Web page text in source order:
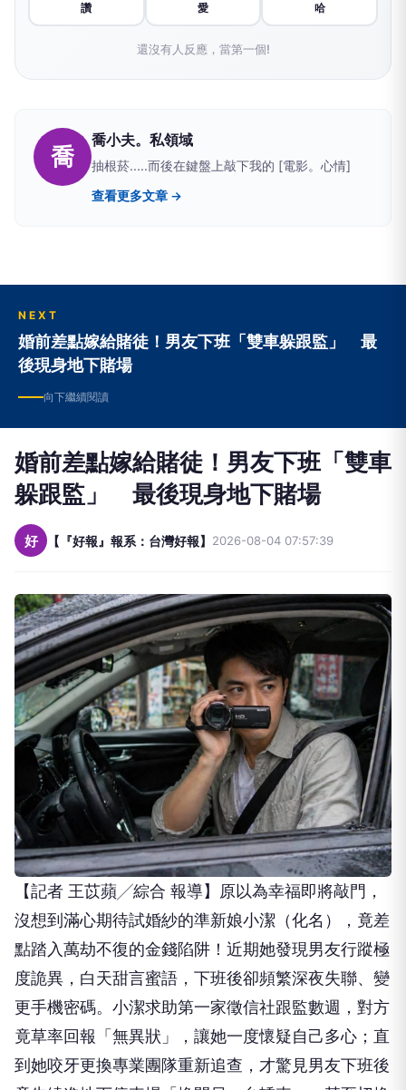
讚 愛 哈
還沒有人反應，當第一個!
喬
喬小夫。私領域
抽根菸.....而後在鍵盤上敲下我的 [電影。心情]
查看更多文章 →
NEXT
婚前差點嫁給賭徒！男友下班「雙車躲跟監」 最
後現身地下賭場
向下繼續閱讀
婚前差點嫁給賭徒！男友下班「雙車
躲跟監」 最後現身地下賭場
好 【『好報』報系：台灣好報】 2026-08-04 07:57:39
【記者 王苡蘋╱綜合 報導】原以為幸福即將敲門，
沒想到滿心期待試婚紗的準新娘小潔（化名），竟差
點踏入萬劫不復的金錢陷阱！近期她發現男友行蹤極
度詭異，白天甜言蜜語，下班後卻頻繁深夜失聯、變
更手機密碼。小潔求助第一家徵信社跟監數週，對方
竟草率回報「無異狀」，讓她一度懷疑自己多心；直
到她咬牙更換專業團隊重新追查，才驚見男友下班後